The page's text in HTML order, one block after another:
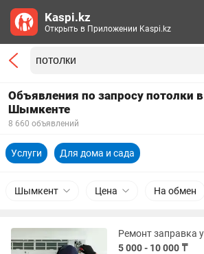
Объявления по запросу потолки в
Шымкенте
8 660 объявлений
Услуги Для дома и сада
Шымкент Цена На обмен
5 000 - 10 000 ₸
Kaspi.kz
Открыть в Приложении Kaspi.kz